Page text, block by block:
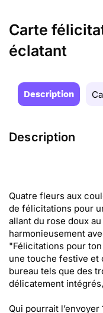
Carte
éclatant
Description
Description
Quatre fleurs aux
de félicitations pour
allant du rose doux
harmonieusement
"Félicitations pour
une touche festive et
bureau tels que des
délicatement
Qui pourrait